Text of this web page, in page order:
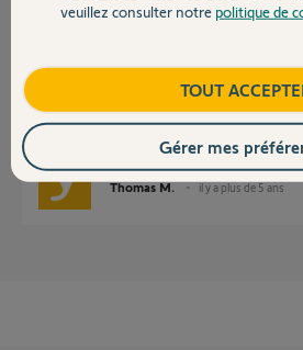
Contact
Je vous confirme la suppression et remise à
pourra de nouveau être activé.
Thomas M. il y a plus de 5 ans
veuillez consulter notre politique de
TOUT
Gérer mes